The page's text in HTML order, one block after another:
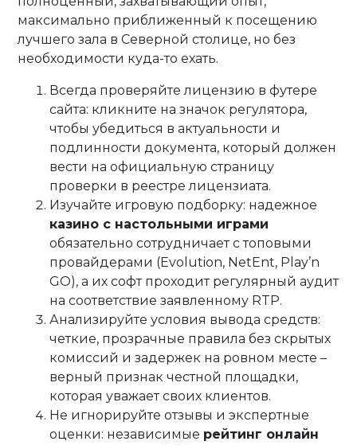
максимально приближенный к посещению
лучшего зала в Северной столице, но без
необходимости куда-то ехать.
Всегда проверяйте лицензию в футере
сайта: кликните на значок регулятора,
чтобы убедиться в актуальности и
подлинности документа, который должен
вести на официальную страницу
проверки в реестре лицензиата.
Изучайте игровую подборку: надежное
казино с настольными играми
обязательно сотрудничает с топовыми
провайдерами (Evolution, NetEnt, Play’n
GO), а их софт проходит регулярный аудит
на соответствие заявленному RTP.
Анализируйте условия вывода средств:
четкие, прозрачные правила без скрытых
комиссий и задержек на ровном месте –
верный признак честной площадки,
которая уважает своих клиентов.
Не игнорируйте отзывы и экспертные
оценки: независимые рейтинг онлайн